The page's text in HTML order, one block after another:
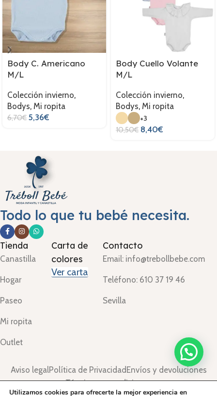
Body C. Americano
M/L
Colección invierno,
Bodys, Mi ropita
6,70€ 5,36€
Body Cuello Volante
M/L
Colección invierno,
Bodys, Mi ropita
+3
10,50€ 8,40€
Todo lo que tu bebé necesita.
Tienda
Canastilla
Hogar
Paseo
Mi ropita
Outlet
Carta de
colores
Ver carta
Contacto
Email: info@trebollbebe.com
Teléfono: 610 37 19 46
Sevilla
Aviso legalPolítica de PrivacidadEnvíos y devoluciones
Términos y condiciones
Utilizamos cookies para ofrecerte la mejor experiencia en